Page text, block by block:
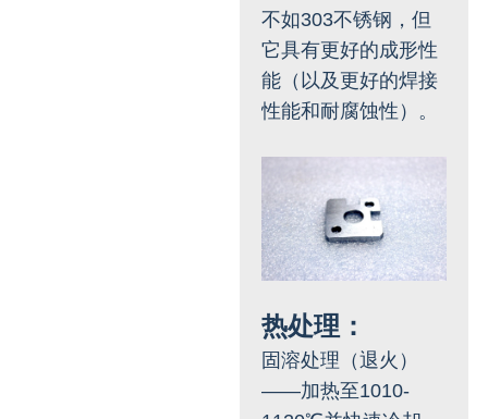
不如303不锈钢，但
它具有更好的成形性
能（以及更好的焊接
性能和耐腐蚀性）。
热处理：
固溶处理（退火）
——加热至1010-